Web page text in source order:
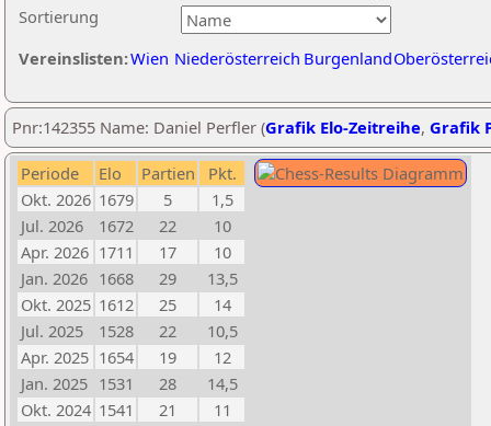
Sortierung
Vereinslisten:Wien Niederösterreich Burgenland
Pnr:142355 Name: Daniel Perfler (Grafik Elo-Zeitreihe, Grafik
Periode Elo Partien
Pkt.
Okt. 2026 1679 5
1,5
Jul. 2026
1672 22
10
Apr. 2026 1711 17
10
Jan. 2026 1668 29
13,5
Okt. 2025 1612 25
14
Jul. 2025
1528 22
10,5
Apr. 2025 1654 19
12
Jan. 2025 1531 28
14,5
Okt. 2024 1541 21
11